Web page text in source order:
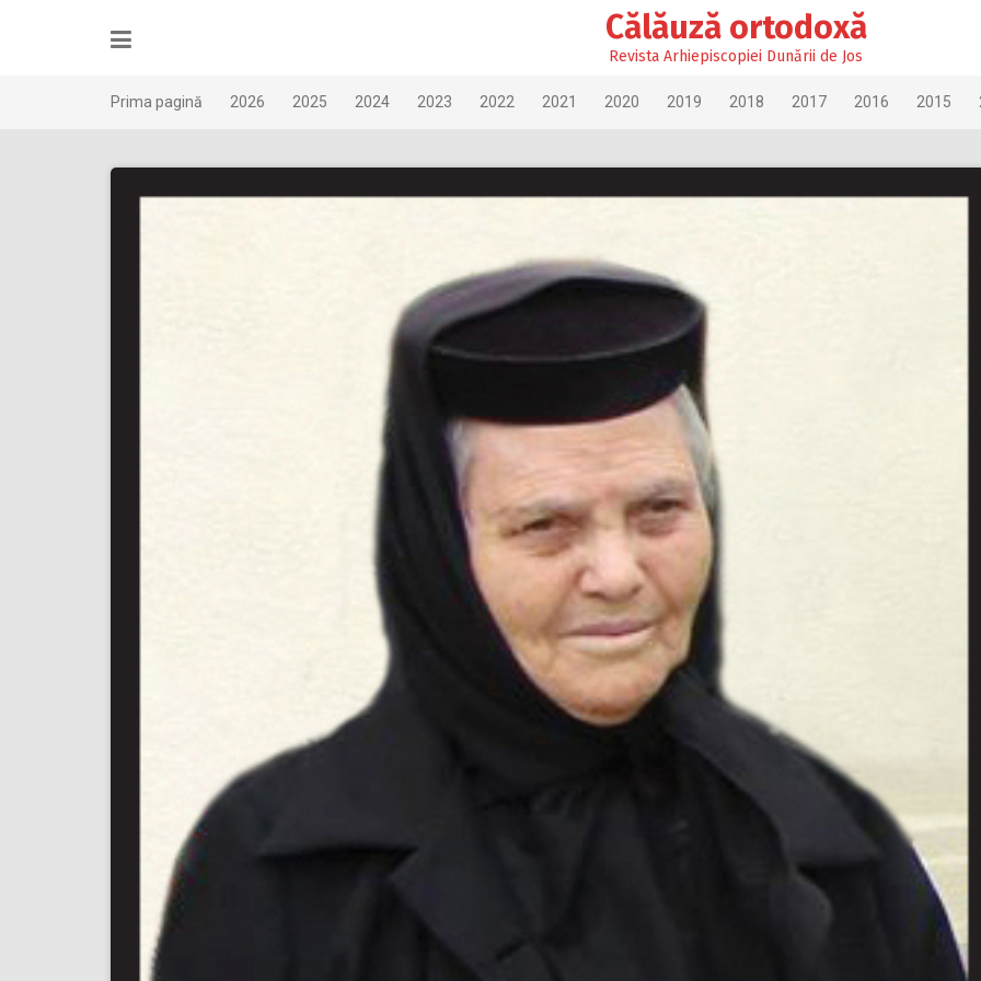
Călăuză ortodoxă
Revista Arhiepiscopiei Dunării de Jos
Prima pagină 2026 2025 2024 2023 2022 2021 2020 2019 2018 2017 2016 2015